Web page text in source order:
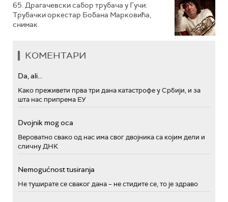
65. Драгачевски сабор трубача у Гучи:
Трубачки оркестар Бобана Марковића,
снимак
КОМЕНТАРИ
Da, ali...
Како преживети прва три дана катастрофе у Србији, и за
шта нас припрема ЕУ
Dvojnik mog oca
Вероватно свако од нас има свог двојника са којим дели и
сличну ДНК
Nemogućnost tusiranja
Не туширате се сваког дана – не стидите се, то је здраво